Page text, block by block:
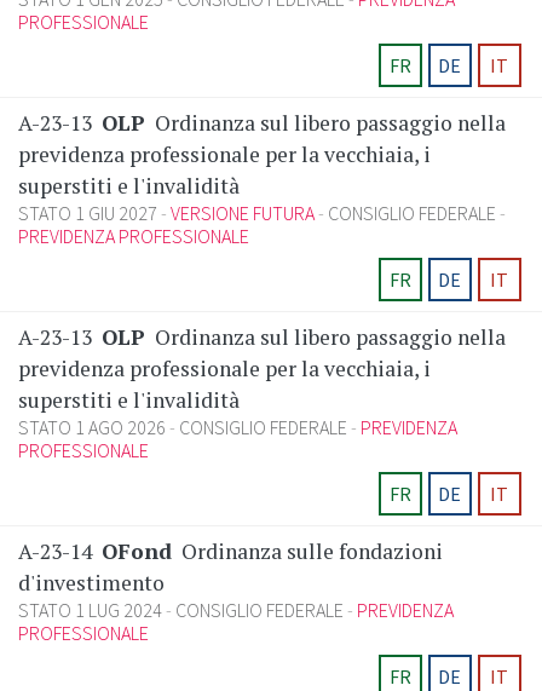
PROFESSIONALE
FR
DE IT
A-23-13 OLP Ordinanza sul libero passaggio nella
previdenza professionale per la vecchiaia, i
superstiti e l'invalidità
STATO 1 GIU 2027 VERSIONE FUTURA CONSIGLIO FEDERALE
PREVIDENZA PROFESSIONALE
FR
DE IT
A-23-13 OLP Ordinanza sul libero passaggio nella
previdenza professionale per la vecchiaia, i
superstiti e l'invalidità
STATO 1 AGO 2026 CONSIGLIO FEDERALE
PREVIDENZA
PROFESSIONALE
FR
DE IT
A-23-14 OFond Ordinanza sulle fondazioni
d'investimento
STATO 1 LUG 2024 CONSIGLIO FEDERALE
PREVIDENZA
PROFESSIONALE
FR
DE IT